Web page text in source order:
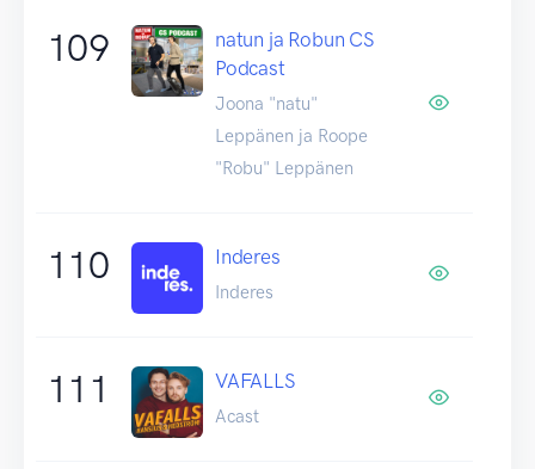
109
natun ja Robun CS
Podcast
Joona "natu"
Leppänen ja Roope
"Robu" Leppänen
110 Inderes
Inderes
111 VAFALLS
Acast